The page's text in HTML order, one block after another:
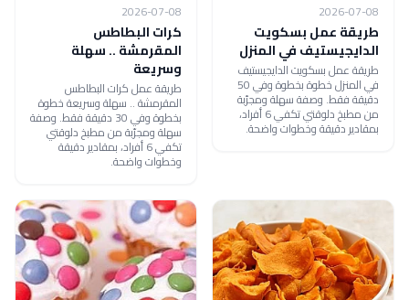
2026-07-08
طريقة عمل بسكويت
الدايجيستيف في المنزل
طريقة عمل بسكويت الدايجيستيف
في المنزل خطوة بخطوة وفي 50
دقيقة فقط. وصفة سهلة ومجرّبة
من مطبخ دلوقتي تكفي 6 أفراد،
بمقادير دقيقة وخطوات واضحة.
2026-07-08
كرات البطاطس
المقرمشة .. سهلة
وسريعة
طريقة عمل كرات البطاطس
المقرمشة .. سهلة وسريعة خطوة
بخطوة وفي 30 دقيقة فقط. وصفة
سهلة ومجرّبة من مطبخ دلوقتي
تكفي 6 أفراد، بمقادير دقيقة
وخطوات واضحة.